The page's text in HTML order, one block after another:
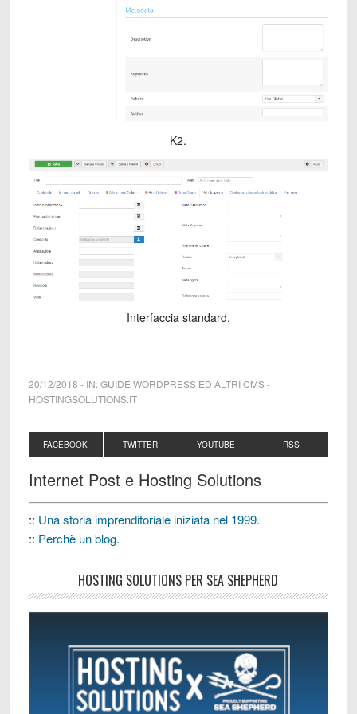
K2.
Interfaccia standard.
20/12/2018 - IN:GUIDE WORDPRESS ED ALTRI CMS-
HOSTINGSOLUTIONS.IT
FACEBOOK TWITTER YOUTUBE RSS
Internet Post e Hosting Solutions
:: Una storia imprenditoriale iniziata nel 1999.
:: Perchè un blog.
HOSTING SOLUTIONS PER SEA SHEPHERD